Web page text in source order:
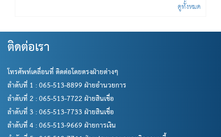
ดูทั้งหมด
ติดต่อเรา
โทรศัพท์เคลื่อนที่ ติดต่อโดยตรงฝ่ายต่างๆ
ลำดับที่ 1 : 065-513-8899 ฝ่ายอำนวยการ
ลำดับที่ 2 : 065-513-7722 ฝ่ายสินเชื่อ
ลำดับที่ 3 : 065-513-7733 ฝ่ายสินเชื่อ
ลำดับที่ 4 : 065-513-9669 ฝ่ายการเงิน